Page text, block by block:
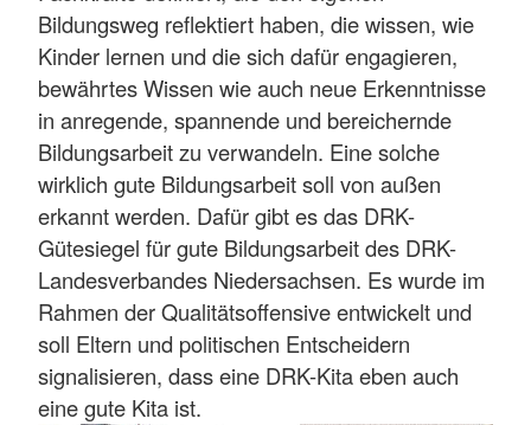
Bildungsweg reflektiert haben, die wissen, wie
Kinder lernen und die sich dafür engagieren,
bewährtes Wissen wie auch neue Erkenntnisse
in anregende, spannende und bereichernde
Bildungsarbeit zu verwandeln. Eine solche
wirklich gute Bildungsarbeit soll von außen
erkannt werden. Dafür gibt es das DRK-
Gütesiegel für gute Bildungsarbeit des DRK-
Landesverbandes Niedersachsen. Es wurde im
Rahmen der Qualitätsoffensive entwickelt und
soll Eltern und politischen Entscheidern
signalisieren, dass eine DRK-Kita eben auch
eine gute Kita ist.